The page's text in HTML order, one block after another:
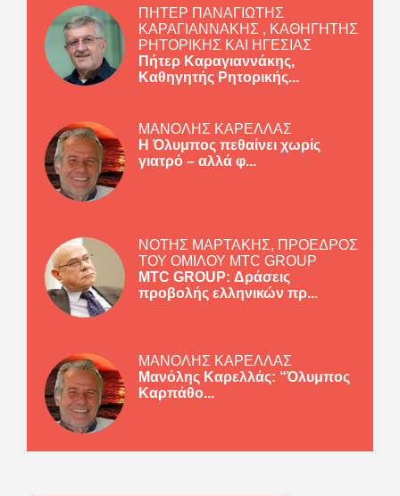
ΠΗΤΕΡ ΠΑΝΑΓΙΩΤΗΣ
ΚΑΡΑΓΙΑΝΝΑΚΗΣ , ΚΑΘΗΓΗΤΗΣ
ΡΗΤΟΡΙΚΗΣ ΚΑΙ ΗΓΕΣΙΑΣ
Πήτερ Καραγιαννάκης,
Καθηγητής Ρητορικής...
ΜΑΝΟΛΗΣ ΚΑΡΕΛΛΑΣ
Η Όλυμπος πεθαίνει χωρίς
γιατρό – αλλά φ...
ΝΟΤΗΣ ΜΑΡΤΑΚΗΣ, ΠΡΟΕΔΡΟΣ
ΤΟΥ ΟΜΙΛΟΥ MTC GROUP
MTC GROUP: Δράσεις
προβολής ελληνικών πρ...
ΜΑΝΟΛΗΣ ΚΑΡΕΛΛΑΣ
Μανόλης Καρελλάς: “Όλυμπος
Καρπάθο...